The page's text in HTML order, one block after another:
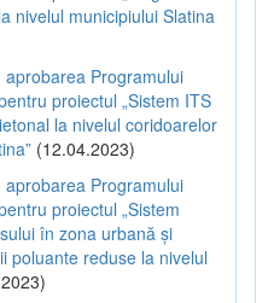
nivelul municipiului Slatina
Programului
proiectul „Sistem ITS
la nivelul coridoarelor
(12.04.2023)
Programului
proiectul „Sistem
în zona urbană și
poluante reduse la nivelul